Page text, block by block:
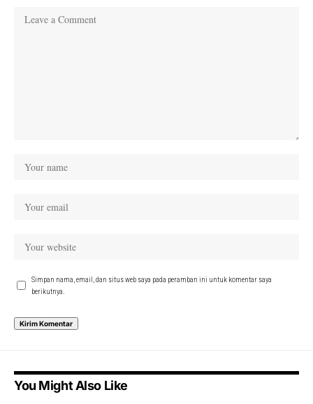
Simpan nama, email, dan situs web saya pada peramban ini untuk komentar saya
berikutnya.
You Might Also Like